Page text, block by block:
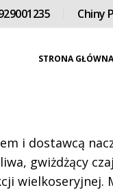
Chiny
STRONA GŁÓWNA
i dostawcą
gwiżdżący